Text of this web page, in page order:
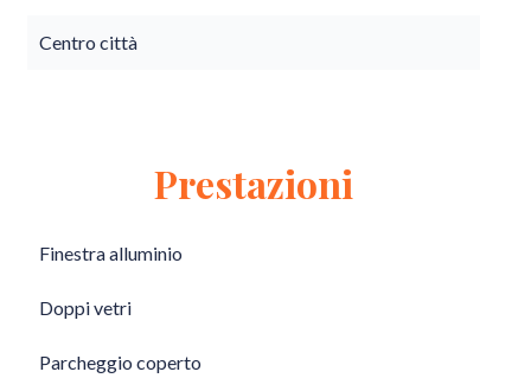
Centro città
Prestazioni
Finestra alluminio
Doppi vetri
Parcheggio coperto